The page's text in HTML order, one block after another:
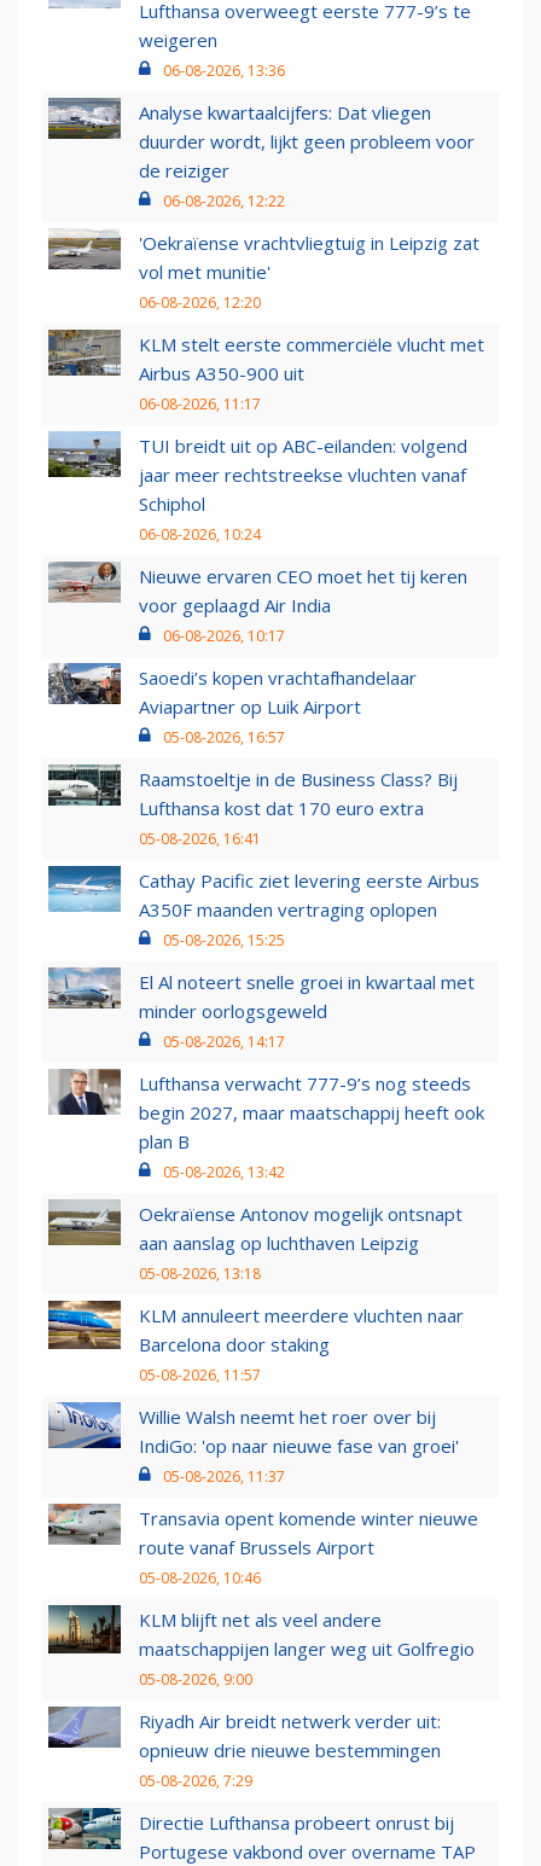
Lufthansa overweegt eerste 777-9’s te
weigeren
06-08-2026, 13:36
Analyse kwartaalcijfers: Dat vliegen
duurder wordt, lijkt geen probleem voor
de reiziger
06-08-2026, 12:22
'Oekraïense vrachtvliegtuig in Leipzig zat
vol met munitie'
06-08-2026, 12:20
KLM stelt eerste commerciële vlucht met
Airbus A350-900 uit
06-08-2026, 11:17
TUI breidt uit op ABC-eilanden: volgend
jaar meer rechtstreekse vluchten vanaf
Schiphol
06-08-2026, 10:24
Nieuwe ervaren CEO moet het tij keren
voor geplaagd Air India
06-08-2026, 10:17
Saoedi’s kopen vrachtafhandelaar
Aviapartner op Luik Airport
05-08-2026, 16:57
Raamstoeltje in de Business Class? Bij
Lufthansa kost dat 170 euro extra
05-08-2026, 16:41
Cathay Pacific ziet levering eerste Airbus
A350F maanden vertraging oplopen
05-08-2026, 15:25
El Al noteert snelle groei in kwartaal met
minder oorlogsgeweld
05-08-2026, 14:17
Lufthansa verwacht 777-9’s nog steeds
begin 2027, maar maatschappij heeft ook
plan B
05-08-2026, 13:42
Oekraïense Antonov mogelijk ontsnapt
aan aanslag op luchthaven Leipzig
05-08-2026, 13:18
KLM annuleert meerdere vluchten naar
Barcelona door staking
05-08-2026, 11:57
Willie Walsh neemt het roer over bij
IndiGo: 'op naar nieuwe fase van groei'
05-08-2026, 11:37
Transavia opent komende winter nieuwe
route vanaf Brussels Airport
05-08-2026, 10:46
KLM blijft net als veel andere
maatschappijen langer weg uit Golfregio
05-08-2026, 9:00
Riyadh Air breidt netwerk verder uit:
opnieuw drie nieuwe bestemmingen
05-08-2026, 7:29
Directie Lufthansa probeert onrust bij
Portugese vakbond over overname TAP